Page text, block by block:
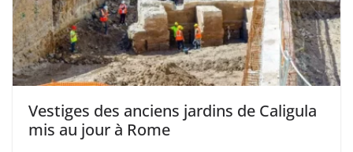
Vestiges des anciens jardins de Caligula
mis au jour à Rome